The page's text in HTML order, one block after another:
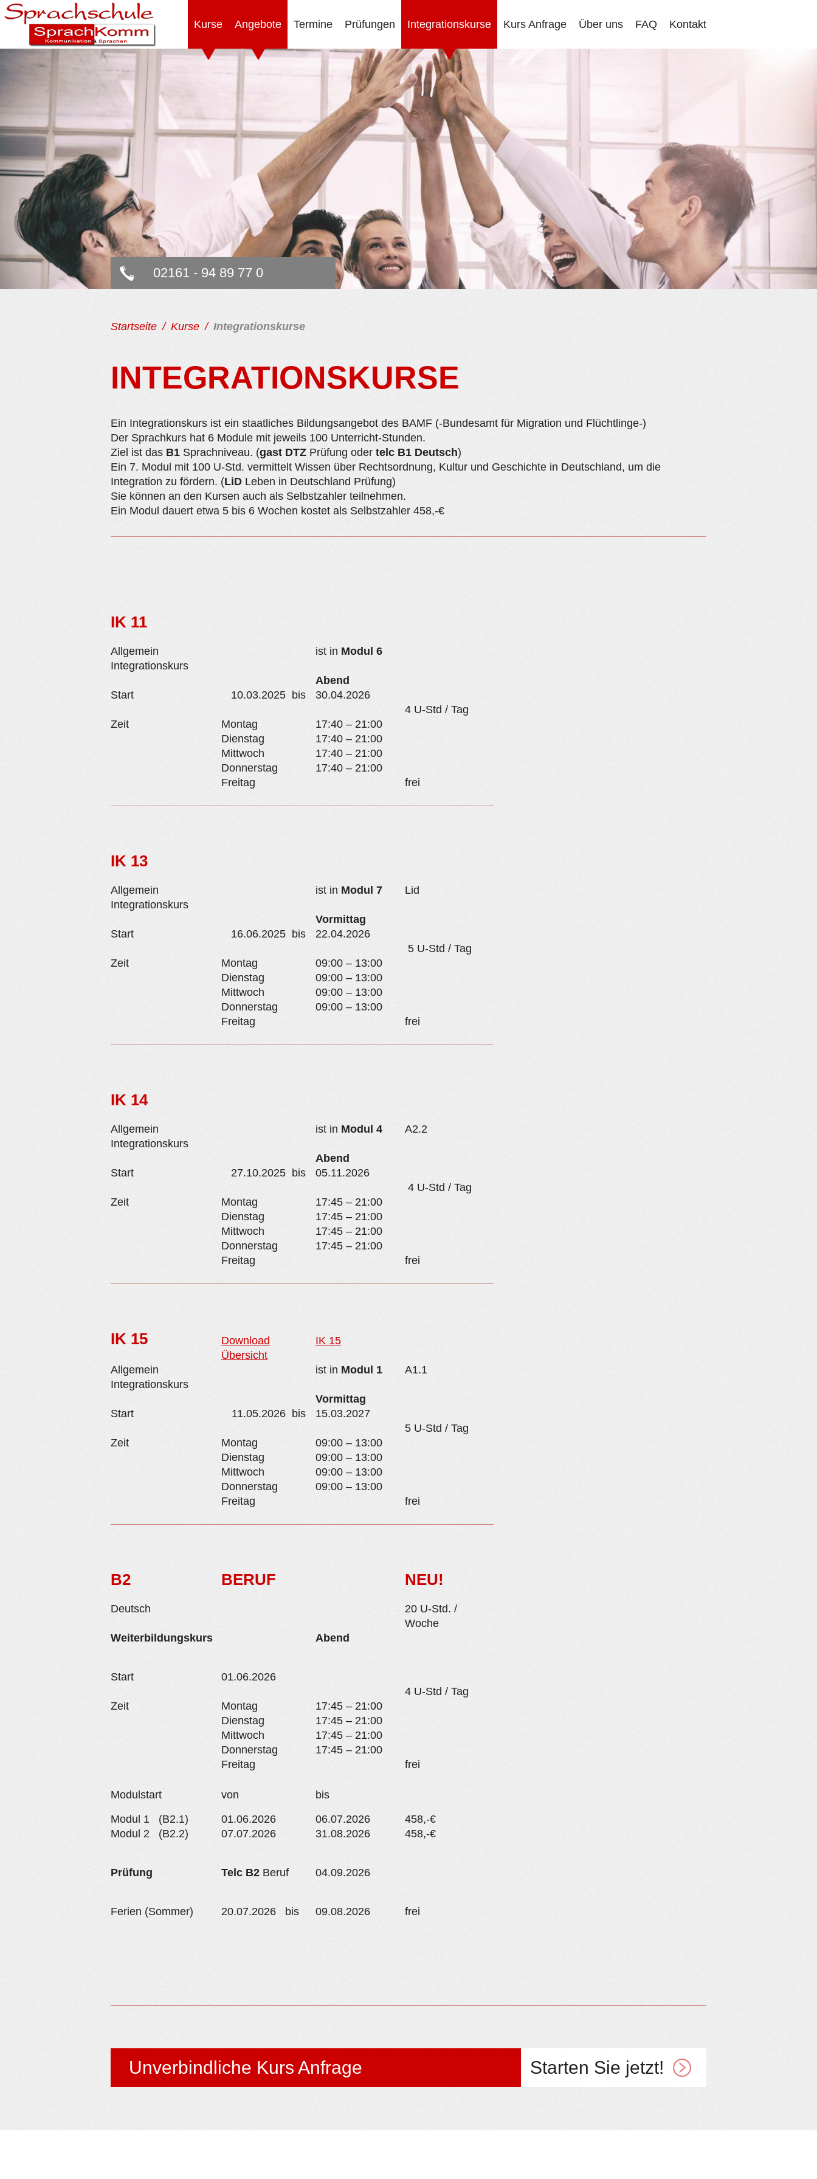
Kurse Angebote Termine Prüfungen Integrationskurse Kurs Anfrage Über uns FAQ Kontakt
02161 - 94 89 77 0
Startseite Kurse Integrationskurse
INTEGRATIONSKURSE
Ein Integrationskurs ist ein staatliches Bildungsangebot des BAMF (-Bundesamt für Migration und Flüchtlinge-)
Der Sprachkurs hat 6 Module mit jeweils 100 Unterricht-Stunden.
Ziel ist das B1 Sprachniveau. (gast DTZ Prüfung oder telc B1 Deutsch)
Ein 7. Modul mit 100 U-Std. vermittelt Wissen über Rechtsordnung, Kultur und Geschichte in Deutschland, um die
Integration zu fördern. (LiD Leben in Deutschland Prüfung)
Sie können an den Kursen auch als Selbstzahler teilnehmen.
Ein Modul dauert etwa 5 bis 6 Wochen kostet als Selbstzahler 458,-€
IK 11
Allgemein ist in Modul 6
Integrationskurs
Abend
Start
10.03.2025 bis
30.04.2026
4 U-Std / Tag
Zeit
Montag
17:40 – 21:00
Dienstag
17:40 – 21:00
Mittwoch
17:40 – 21:00
Donnerstag
17:40 – 21:00
Freitag
frei
IK 13
Allgemein ist in Modul 7
Lid
Integrationskurs
Vormittag
Start
16.06.2025 bis
22.04.2026
5 U-Std / Tag
Zeit
Montag
09:00 – 13:00
Dienstag
09:00 – 13:00
Mittwoch
09:00 – 13:00
Donnerstag
09:00 – 13:00
Freitag
frei
IK 14
Allgemein ist in Modul 4
A2.2
Integrationskurs
Abend
Start
27.10.2025 bis
05.11.2026
4 U-Std / Tag
Zeit
Montag
17:45 – 21:00
Dienstag
17:45 – 21:00
Mittwoch
17:45 – 21:00
Donnerstag
17:45 – 21:00
Freitag
frei
IK 15
Download
Übersicht
IK 15
Allgemein ist in Modul 1
A1.1
Integrationskurs
Vormittag
Start
11.05.2026 bis
15.03.2027
5 U-Std / Tag
Zeit
Montag
09:00 – 13:00
Dienstag
09:00 – 13:00
Mittwoch
09:00 – 13:00
Donnerstag
09:00 – 13:00
Freitag
frei
B2 BERUF NEU!
Deutsch
20 U-Std. /
Woche
Weiterbildungskurs
Abend
Start
01.06.2026
4 U-Std / Tag
Zeit
Montag
17:45 – 21:00
Dienstag
17:45 – 21:00
Mittwoch
17:45 – 21:00
Donnerstag
17:45 – 21:00
Freitag
frei
Modulstart von
bis
Modul 1 (B2.1)
01.06.2026 06.07.2026
458,-€
Modul 2 (B2.2)
07.07.2026 31.08.2026 458,-€
Prüfung Telc B2 Beruf 04.09.2026
Ferien (Sommer) 20.07.2026 bis 09.08.2026 frei
Unverbindliche Kurs Anfrage Starten Sie jetzt!